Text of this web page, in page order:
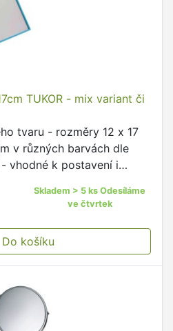
TUKOR - mix variant či
tvaru - rozměry 12 x 17
v různých barvách dle
vhodné k postavení i
Skladem > 5 ks Odesíláme
ve čtvrtek
košíku